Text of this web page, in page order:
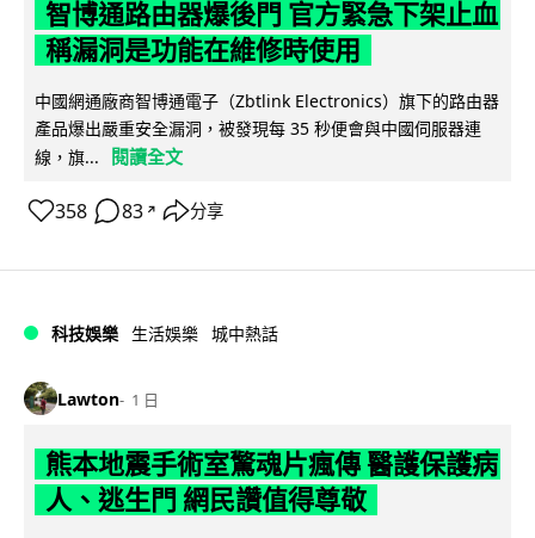
智博通路由器爆後門 官方緊急下架止血
稱漏洞是功能在維修時使用
中國網通廠商智博通電子（Zbtlink Electronics）旗下的路由器
產品爆出嚴重安全漏洞，被發現每 35 秒便會與中國伺服器連
線，旗...
閱讀全文
358 83 ↗ 分享
科技娛樂 生活娛樂 城中熱話
Lawton 1 日
熊本地震手術室驚魂片瘋傳 醫護保護病
人、逃生門 網民讚值得尊敬